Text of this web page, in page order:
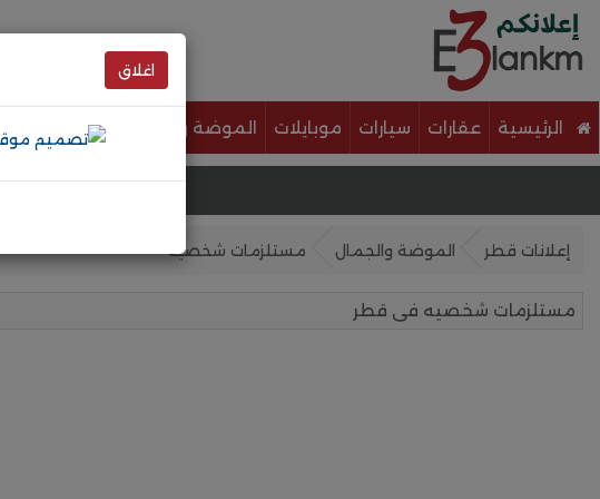
الرئيسية عقارات سيارات موبايلات الموضة والجمال خدمات
إعلانات قطر الموضة والجمال مستلزمات شخصيه
مستلزمات شخصيه فى قطر
اغلاق